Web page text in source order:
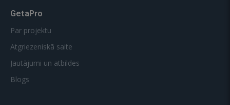
GetaPro
Par projektu
Atgriezeniskā saite
Jautājumi un atbildes
Blogs